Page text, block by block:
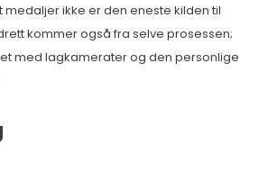
medaljer ikke er den eneste kilden til
kommer også fra selve prosessen;
med lagkamerater og den personlige